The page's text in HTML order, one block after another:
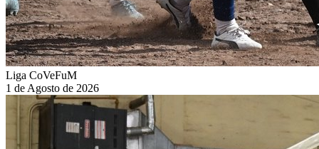
Liga CoVeFuM
1 de Agosto de 2026